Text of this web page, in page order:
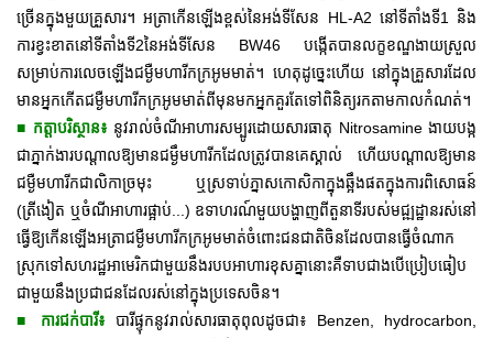
ច្រើនក្នុងមួយគ្រួសារ។ អត្រាកើនឡើងខ្ពស់នៃអង់ទីសែន HL-A2 នៅទីតាំងទី1 និង
ការខ្វះខាតនៅទីតាំងទី2នៃអង់ទីសែន BW46 បង្កើតបានលក្ខខណ្ឌងាយស្រួល
សម្រាប់ការលេចឡើងជម្ងឺមហារីកក្រអូមមាត់។ ហេតុដូច្នេះហើយ នៅក្នុងគ្រួសារដែល
មានអ្នកកើតជម្ងឺមហារីកក្រអូមមាត់ពីមុនមកអ្នកគួរតែទៅពិនិត្យរកតាមកាលកំណត់។
■ កត្តាបរិស្ថាន៖នូវរាល់ចំណីអាហារសម្បូរដោយសារធាតុ Nitrosamine ងាយបង្ក
ជាភ្នាក់ងារបណ្តាលឱ្យមានជម្ងឹមហារីកដែលត្រូវបានគេស្គាល់ ហើយបណ្តាលឱ្យមាន
ជម្ងឺមហារីកជាលិកាច្រមុះ ឬស្រទាប់ភ្នាសកោសិកាក្នុងឆ្អឹងផតក្នុងការពិសោធន៍
(ត្រីងៀត ឬចំណីអាហារផ្អាប់...) ឧទាហរណ៍មួយបង្ហាញពីតួនាទីរបស់មជ្ឍដ្ឋានរស់នៅ
ធ្វើឱ្យកើនឡើងអត្រាជម្ងឺមហារីកក្រអូមមាត់ចំពោះជនជាតិចិនដែលបានធ្វើចំណាក
ស្រុកទៅសហរដ្ឋអាមេរិកជាមួយនឹងរបបអាហារខុសគ្នានោះគឺទាបជាងបើប្រៀបធៀប
ជាមួយនឹងប្រជាជនដែលរស់នៅក្នុងប្រទេសចិន។
■ ការជក់បារី៖ បារីផ្ទុកនូវរាល់សារធាតុពុលដូចជា៖ Benzen, hydrocarbon,